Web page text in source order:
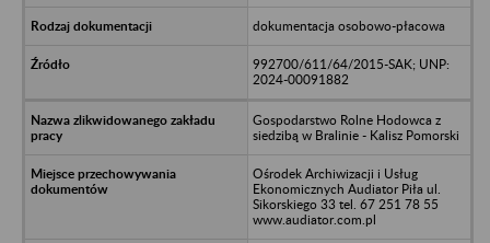
dokumentacja osobowo-płacowa
992700/611/64/2015-SAK; UNP:
2024-00091882
Gospodarstwo Rolne Hodowca z
siedzibą w Bralinie - Kalisz Pomorski
Ośrodek Archiwizacji i Usług
Ekonomicznych Audiator Piła ul.
Sikorskiego 33 tel. 67 251 78 55
www.audiator.com.pl